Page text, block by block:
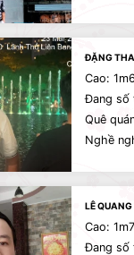
ĐẶNG
Cao:
Đang số
Quê
Nghề
LÊ QUANG
Cao:
Đang số